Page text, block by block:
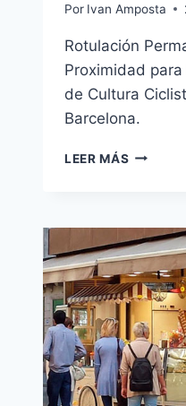
Por Ivan Amposta
Rotulación
Proximidad para
de Cultura
Barcelona.
LEER MÁS